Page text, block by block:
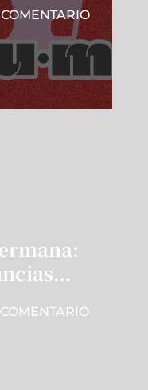
COMENTARIO